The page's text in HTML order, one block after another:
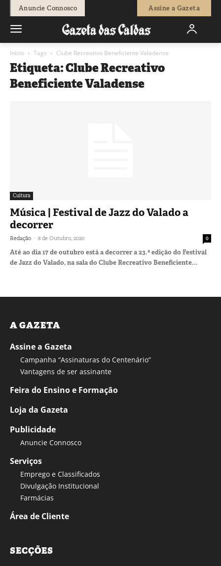
Anuncie Connosco Assine a Gazeta
Início Tags Clube Recreativo Beneficiente Valadense
Etiqueta: Clube Recreativo
Beneficiente Valadense
Cultura
Música | Festival de Jazz do Valado a
decorrer
Redação - 8 de Outubro, 2020 0
Até ao dia 17 de outubro está a decorrer a 23.ª edição do Festival
de Jazz do Valado, na sala do Clube Recreativo Beneficiente...
A GAZETA
Assine a Gazeta
Campanha “Assinaturas do Centenário”
Vantagens de ser assinante
Feira do Ensino e Formação
Loja da Gazeta
Publicidade
Anuncie Connosco
Serviços
Emprego e Classificados
Divulgação Institucional
Farmácias
Área de Cliente
SECÇÕES